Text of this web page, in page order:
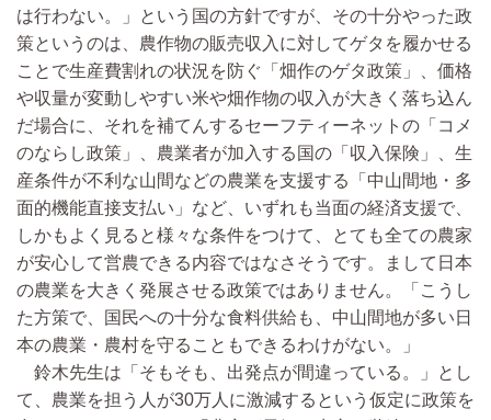
は行わない。」という国の方針ですが、その十分やった政
策というのは、農作物の販売収入に対してゲタを履かせる
ことで生産費割れの状況を防ぐ「畑作のゲタ政策」、価格
や収量が変動しやすい米や畑作物の収入が大きく落ち込ん
だ場合に、それを補てんするセーフティーネットの「コメ
のならし政策」、農業者が加入する国の「収入保険」、生
産条件が不利な山間などの農業を支援する「中山間地・多
面的機能直接支払い」など、いずれも当面の経済支援で、
しかもよく見ると様々な条件をつけて、とても全ての農家
が安心して営農できる内容ではなさそうです。まして日本
の農業を大きく発展させる政策ではありません。「こうし
た方策で、国民への十分な食料供給も、中山間地が多い日
本の農業・農村を守ることもできるわけがない。」
鈴木先生は「そもそも、出発点が間違っている。」とし
て、農業を担う人が30万人に激減するという仮定に政策を